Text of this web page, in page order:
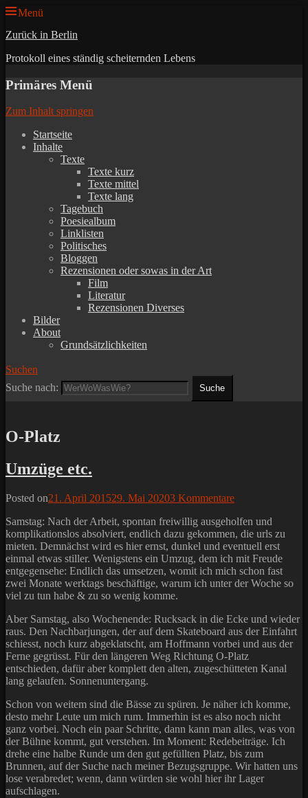
Menü
Zurück in Berlin
Protokoll eines ständig scheiternden Lebens
Primäres Menü
Zum Inhalt springen
Startseite
Inhalte
Texte
Texte kurz
Texte mittel
Texte lang
Tagebuch
Poesiealbum
Linklisten
Politisches
Bloggen
Rezensionen oder sowas in der Art
Film
Literatur
Rezensionen Diverses
Bilder
About
Grundsätzlichkeiten
Suchen
Suche nach:
O-Platz
Umzüge etc.
Posted on21. April 201529. Mai 20203 Kommentare
Samstag: Nach der Arbeit, spontan freiwillig ausgeholfen und
komplikationslos absolviert, endlich dazu gekommen, die urls zu
mieten. Demnächst wird es hier ernst, dunkel und eventuell erst
einmal etwas stiller. Wenigstens ein Umzug, dem ich mit Freude
entgegensehe: Endlich das umsetzen, womit ich mich schon fast
zwei Monate werktags beschäftige, warum ich unter der Woche so
viel zu tun habe & zu so wenig komme.
Aber Samstag, also Wochenende: Rucksack in die Ecke und wieder
raus. Den Nachbarjungen, der auf dem Skateboard aus der Einfahrt
schiesst, noch kurz abgeklatscht, am Hoffmann vorbei und aus der
Ferne gegrüsst. Für den längeren Weg Richtung O-Platz
entschieden, dafür aber komplett den alten, zugeschütteten Kanal
lang gelaufen. Sonnenuntergang.
Schon von weitem sind die Bässe zu spüren. Je näher ich komme,
desto mehr Leute um mich rum. Immerhin ist es also noch nicht
ganz vorbei. Noch ein paar Schritte, dann kann man alles, was von
der Bühne kommt, gut verstehen. Im Moment: Redebeiträge. Ich
drehe eine halbe Runde um den gut gefüllten Platz, bis zum
Brunnen, auf der Suche nach meiner Bezugsgruppe. Wir hatten uns
lose verabredet; wenn, dann würden sie wohl hier ihr Lager
aufschlagen.